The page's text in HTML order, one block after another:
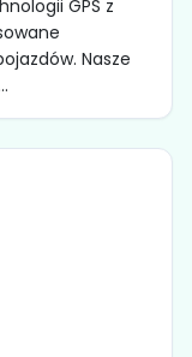
GPS z
Nasze